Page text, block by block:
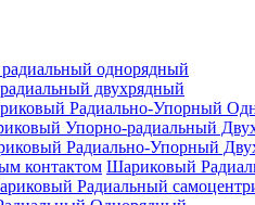
однорядный
двухрядный
Радиально-Упорный
Упорно-радиальный
Радиально-Упорный
Шариковый
Радиальный